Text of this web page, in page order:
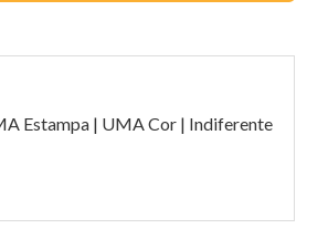
Estampa | UMA Cor | Indiferente